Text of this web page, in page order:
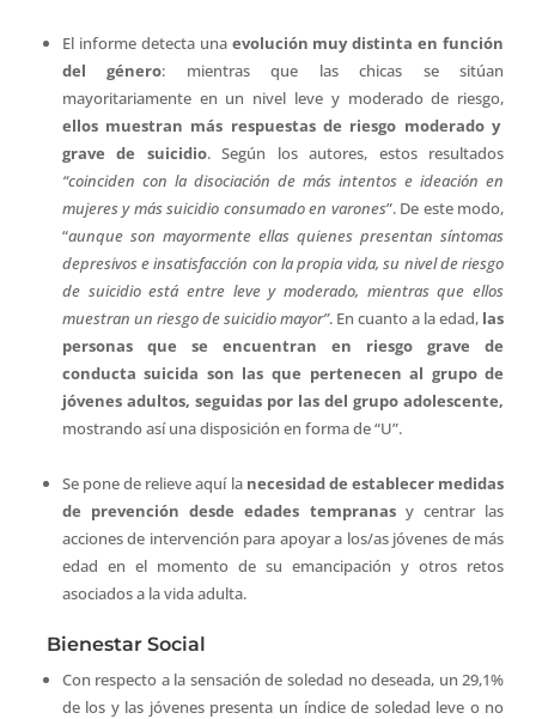
El informe detecta una evolución muy distinta en función
del género: mientras que las chicas se sitúan
mayoritariamente en un nivel leve y moderado de riesgo,
ellos muestran más respuestas de riesgo moderado y
grave de suicidio. Según los autores, estos resultados
“coinciden con la disociación de más intentos e ideación en
mujeres y más suicidio consumado en varones”. De este modo,
“aunque son mayormente ellas quienes presentan síntomas
depresivos e insatisfacción con la propia vida, su nivel de riesgo
de suicidio está entre leve y moderado, mientras que ellos
muestran un riesgo de suicidio mayor”. En cuanto a la edad, las
personas que se encuentran en riesgo grave de
conducta suicida son las que pertenecen al grupo de
jóvenes adultos, seguidas por las del grupo adolescente,
mostrando así una disposición en forma de “U”.
Se pone de relieve aquí la necesidad de establecer medidas
de prevención desde edades tempranasy centrar las
acciones de intervención para apoyar a los/as jóvenes de más
edad en el momento de su emancipación y otros retos
asociados a la vida adulta.
Bienestar Social
Con respecto a la sensación de soledad no deseada, un 29,1%
de los y las jóvenes presenta un índice de soledad leve o no